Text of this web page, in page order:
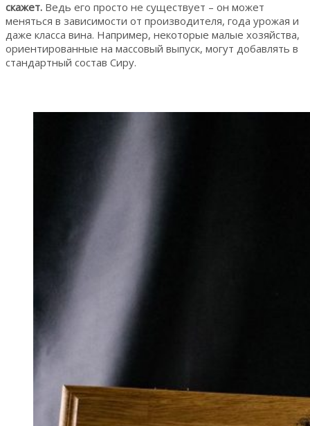
скажет. Ведь его просто не существует – он может
меняться в зависимости от производителя, года урожая и
даже класса вина. Например, некоторые малые хозяйства,
ориентированные на массовый выпуск, могут добавлять в
стандартный состав Сиру.